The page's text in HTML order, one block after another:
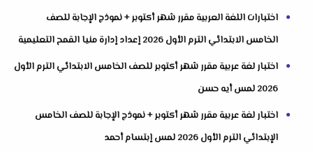
اختبارات اللغة العربية مقرر شهر أكتوبر + نموذج الإجابة للصف
الخامس الابتدائي الترم الأول 2026 إعداد إدارة منيا القمح التعليمية
اختبار لغة عربية مقرر شهر أكتوبر للصف الخامس الابتدائي الترم الأول
2026 لمس أيه حسن
اختبار لغة عربية مقرر شهر أكتوبر + نموذج الإجابة للصف الخامس
الإبتدائي الترم الأول 2026 لمس إبتسام أحمد